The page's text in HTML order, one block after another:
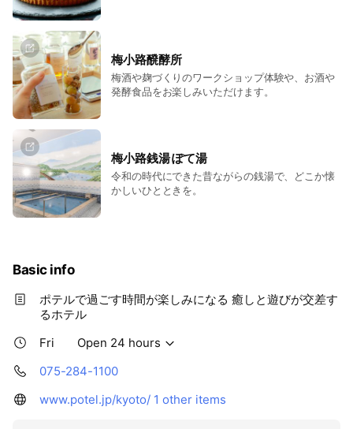
梅小路醗酵所
梅酒や麹づくりのワークショップ体験や、お酒や
発酵食品をお楽しみいただけます。
梅小路銭湯 ぽて湯
令和の時代にできた昔ながらの銭湯で、どこか懐
かしいひとときを。
Basic info
ポテルで過ごす時間が楽しみになる 癒しと遊びが交差す
るホテル
Fri
Open 24 hours
075-284-1100
www.potel.jp/kyoto/ 1 other items